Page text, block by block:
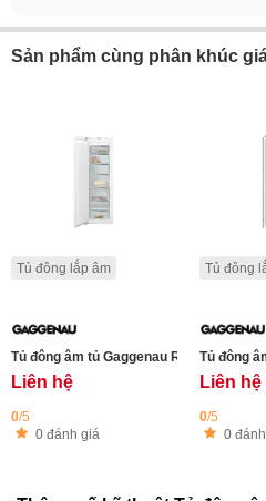
Sản phẩm cùng phân khúc
Tủ đông lắp âm
Tủ đông âm tủ Gaggenau RF282306
Liên hệ
0/5
0 đánh giá
Tủ đông
Tủ đông
Liên hệ
0/5
0